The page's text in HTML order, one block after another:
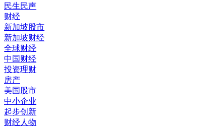
民生民声
财经
新加坡股市
新加坡财经
全球财经
中国财经
投资理财
房产
美国股市
中小企业
起步创新
财经人物